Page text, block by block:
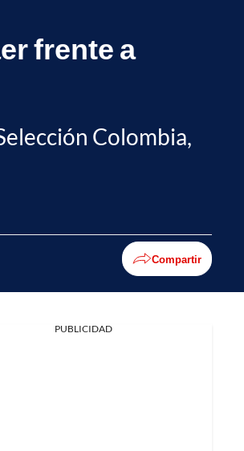
frente a
Colombia,
Compartir
PUBLICIDAD